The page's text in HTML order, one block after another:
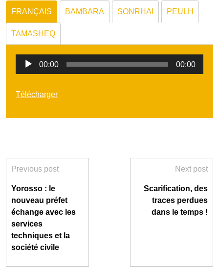
FRANÇAIS BAMBARA SONRHAI PEULH
TAMASHEQ
Lecteur
00:00 00:00
Télécharger
Previous post
Yorosso : le
nouveau préfet
échange avec les
services
techniques et la
société civile
Next post
Scarification, des
traces perdues
dans le temps !